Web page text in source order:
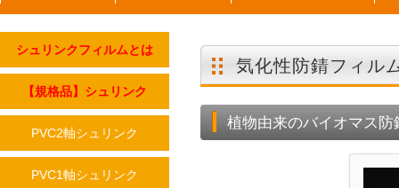
シュリンクフィルムとは
【規格品】シュリンク
PVC2軸シュリンク
PVC1軸シュリンク
気化性防錆フィ
植物由来のバイオマス